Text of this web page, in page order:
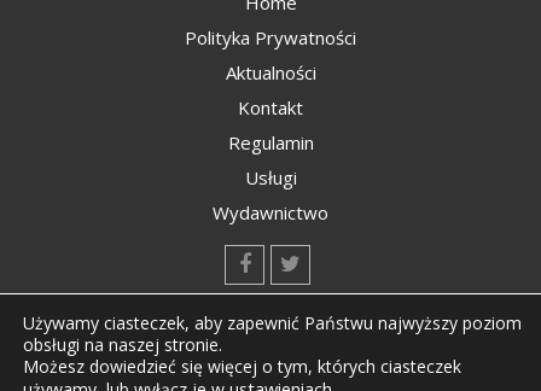
Polityka Prywatności
Aktualności
Kontakt
Regulamin
Usługi
Wydawnictwo
Używamy ciasteczek, aby zapewnić Państwu najwyższy poziom
obsługi na naszej stronie.
Możesz dowiedzieć się więcej o tym, których ciasteczek